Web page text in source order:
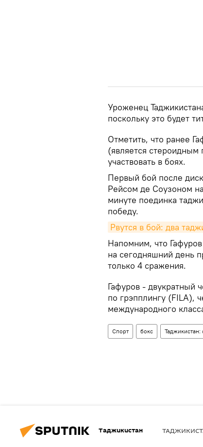
Уроженец
поскольку это будет
Отметить, что ранее
(является стероидным
участвовать в боях.
Первый бой после
Рейсом де Соузоном
минуте поединка
победу.
Рвутся в бой: два
Напомним, что
на сегодняшний день
только 4 сражения.
Гафуров - двукратный
по грэпплингу (FILA),
международного
Спорт бокс Таджикистан:
Таджикистан